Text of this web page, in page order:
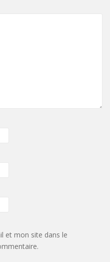
et mon site dans le